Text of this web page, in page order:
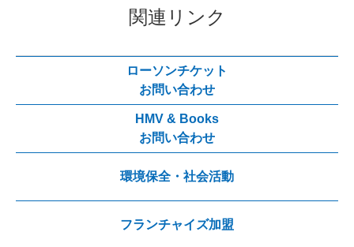
関連リンク
ローソンチケット
お問い合わせ
HMV & Books
お問い合わせ
環境保全・社会活動
フランチャイズ加盟